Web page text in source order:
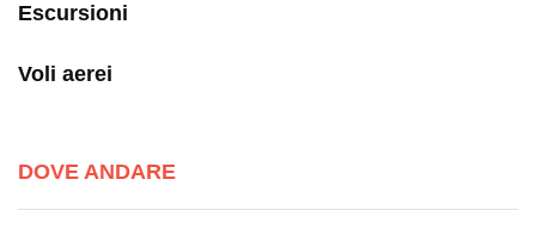
Escursioni
Voli aerei
DOVE ANDARE